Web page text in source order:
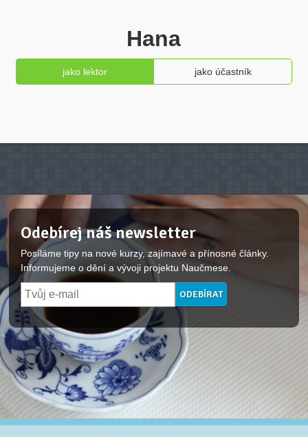
Hana
jako lektor jako účastník
Odebírej náš newsletter
Posíláme tipy na nové kurzy, zajímavé a přínosné články.
Informujeme o dění a vývoji projektu Naučmese.